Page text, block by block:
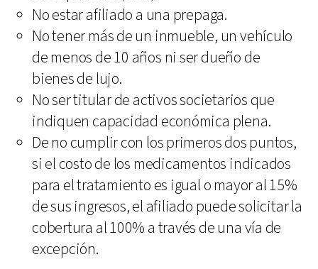
No estar afiliado a una prepaga.
No tener más de un inmueble, un vehículo
de menos de 10 años ni ser dueño de
bienes de lujo.
No ser titular de activos societarios que
indiquen capacidad económica plena.
De no cumplir con los primeros dos puntos,
si el costo de los medicamentos indicados
para el tratamiento es igual o mayor al 15%
de sus ingresos, el afiliado puede solicitar la
cobertura al 100% a través de una vía de
excepción.